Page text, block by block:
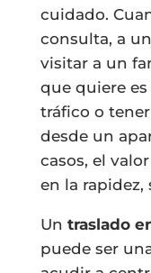
cuidado.
consulta, a
visitar a un
que quiere
tráfico o
desde un
casos, el
en la
Un traslado
puede ser